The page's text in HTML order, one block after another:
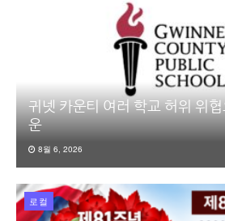
귀넷 카운티 여러 학교 허위 위
운
8월 6, 2026
로컬